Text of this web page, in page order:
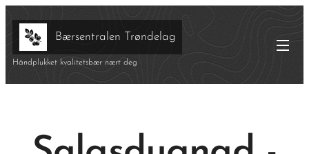
Bærsentralen Trøndelag
Håndplukket kvalitetsbær nært deg